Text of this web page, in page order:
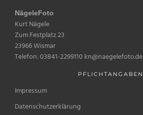
NägeleFoto
Kurt Nägele
Zum Festplatz 23
23966 Wismar
Telefon: 03841-2299110 kn@naegelefoto.de
PFLICHTANGABEN
Impressum
Datenschutzerklärung